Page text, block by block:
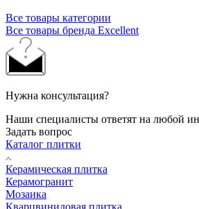
Все товары категории
Все товары бренда Excellent
Нужна консультация?
Наши специалисты ответят на любой
Задать вопрос
Каталог плитки
Керамическая плитка
Керамогранит
Мозаика
Кварцвиниловая плитка